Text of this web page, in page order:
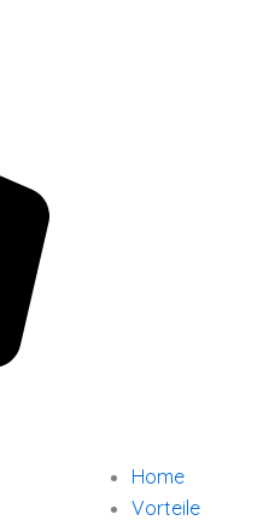
Home
Vorteile